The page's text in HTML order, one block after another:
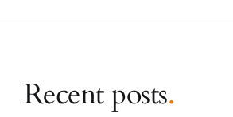
Recent posts.